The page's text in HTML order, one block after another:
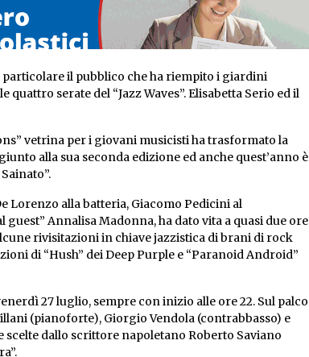
il pubblico che ha riempito i giardini
quattro serate del “Jazz Waves”. Elisabetta Serio ed il
vetrina per i giovani musicisti ha trasformato la
alla sua seconda edizione ed anche quest’anno è
Lorenzo alla batteria, Giacomo Pedicini al
Annalisa Madonna, ha dato vita a quasi due ore
rivisitazioni in chiave jazzistica di brani di rock
di “Hush” dei Deep Purple e “Paranoid Android”
27 luglio, sempre con inizio alle ore 22. Sul palco
(pianoforte), Giorgio Vendola (contrabbasso) e
dallo scrittore napoletano Roberto Saviano